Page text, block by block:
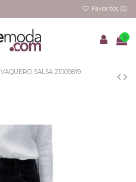
Favoritos (0)
0
VAQUERO SALSA 21009819